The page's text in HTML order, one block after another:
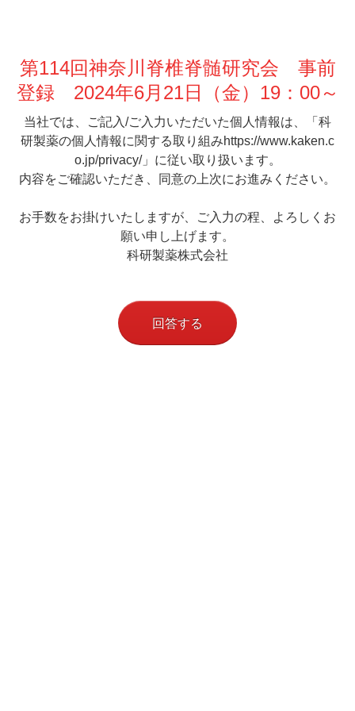
第114回神奈川脊椎脊髄研究会 事前
登録 2024年6月21日（金）19：00～
当社では、ご記入/ご入力いただいた個人情報は、「科
研製薬の個人情報に関する取り組みhttps://www.kaken.c
o.jp/privacy/」に従い取り扱います。
内容をご確認いただき、同意の上次にお進みください。
お手数をお掛けいたしますが、ご入力の程、よろしくお
願い申し上げます。
科研製薬株式会社
回答する